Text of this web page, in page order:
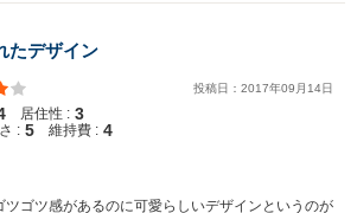
たデザイン
投稿日： 2017年09 月 14日
居住性 : 3
: 5 維持費 : 4
ゴツ感があるのに可愛らしいデザインというのが